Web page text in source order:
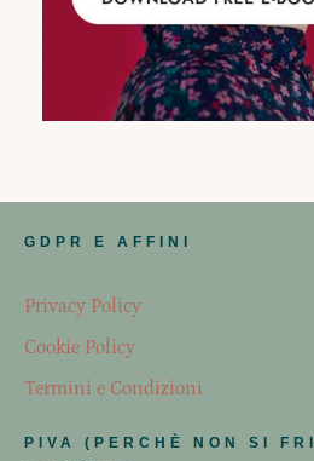
GDPR E AFFINI
Privacy Policy
Cookie Policy
Termini e Condizioni
PIVA (PERCHÈ NON SI